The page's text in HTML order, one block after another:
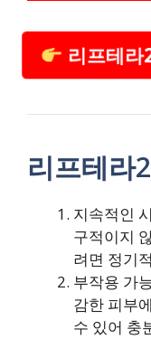
리프테라
리프테라
지속적인
구적이지
려면 정기
부작용 가
감한 피부
수 있어 충